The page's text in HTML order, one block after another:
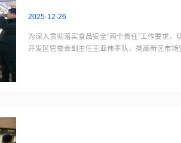
2025-12-26
为深入贯彻落实食品安全“两个责任”工作要求
开发区管委会副主任王亚伟率队，携高新区市